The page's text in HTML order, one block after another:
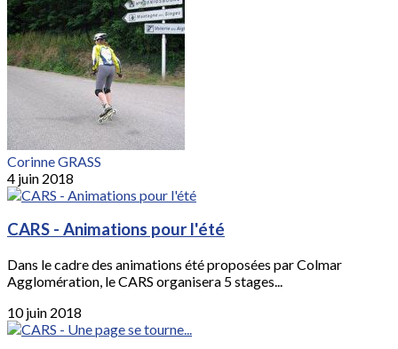
Corinne GRASS
4 juin 2018
CARS - Animations pour l'été
Dans le cadre des animations été proposées par Colmar
Agglomération, le CARS organisera 5 stages...
10 juin 2018